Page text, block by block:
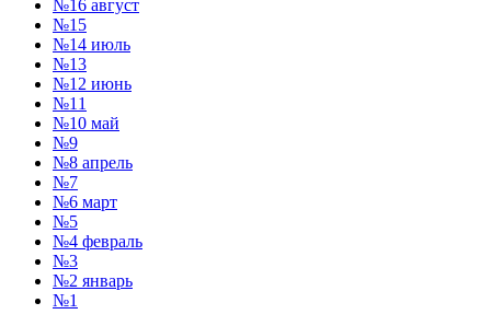
№16 август
№15
№14 июль
№13
№12 июнь
№11
№10 май
№9
№8 апрель
№7
№6 март
№5
№4 февраль
№3
№2 январь
№1